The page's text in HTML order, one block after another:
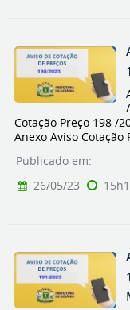
Cotação Preço 198 /
Anexo Aviso Cotação
Publicado em:
26/05/23